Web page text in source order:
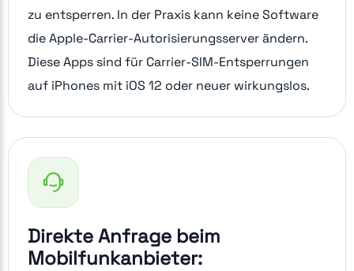
zu entsperren. In der Praxis kann keine Software
die Apple-Carrier-Autorisierungsserver ändern.
Diese Apps sind für Carrier-SIM-Entsperrungen
auf iPhones mit iOS 12 oder neuer wirkungslos.
Direkte Anfrage beim
Mobilfunkanbieter: